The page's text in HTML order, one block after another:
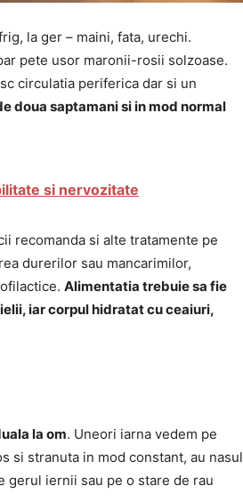
la ger – maini, fata, urechi.
pete usor maronii-rosii solzoase.
circulatia periferica dar si un
doua saptamani si in mod normal
si nervozitate
recomanda si alte tratamente pe
durerilor sau mancarimilor,
Alimentatia trebuie sa fie
iar corpul hidratat cu ceaiuri,
la om. Uneori iarna vedem pe
si stranuta in mod constant, au nasul
gerul iernii sau pe o stare de rau